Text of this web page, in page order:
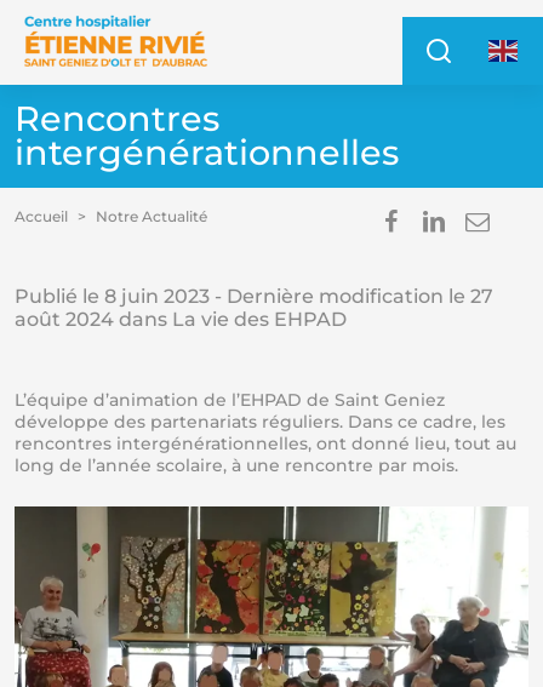
Accéder au contenu
Accéder au menu
Rencontres
intergénérationnelles
Accueil Notre Actualité Partager
Publié le 8 juin 2023 - Dernière modification le 27
août 2024 dans La vie des EHPAD
L’équipe d’animation de l’EHPAD de Saint Geniez
développe des partenariats réguliers. Dans ce cadre, les
rencontres intergénérationnelles, ont donné lieu, tout au
long de l’année scolaire, à une rencontre par mois.